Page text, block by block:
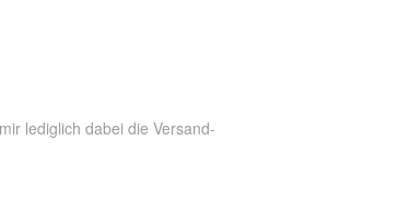
lediglich dabei die Versand-